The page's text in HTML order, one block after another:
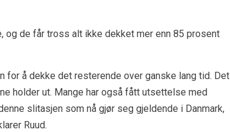
de får tross alt ikke dekket mer enn 85 prosent
å dekke det resterende over ganske lang tid. Det
holder ut. Mange har også fått utsettelse med
slitasjen som nå gjør seg gjeldende i Danmark,
Ruud.